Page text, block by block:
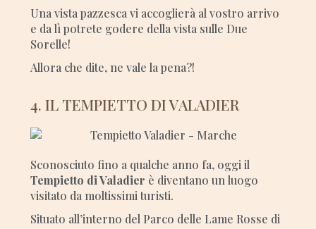
Una vista pazzesca vi accoglierà al vostro arrivo
e da lì potrete godere della vista sulle Due
Sorelle!
Allora che dite, ne vale la pena?!
4. IL TEMPIETTO DI VALADIER
Sconosciuto fino a qualche anno fa, oggi il
Tempietto di Valadier è diventano un luogo
visitato da moltissimi turisti.
Situato all’interno del Parco delle Lame Rosse di